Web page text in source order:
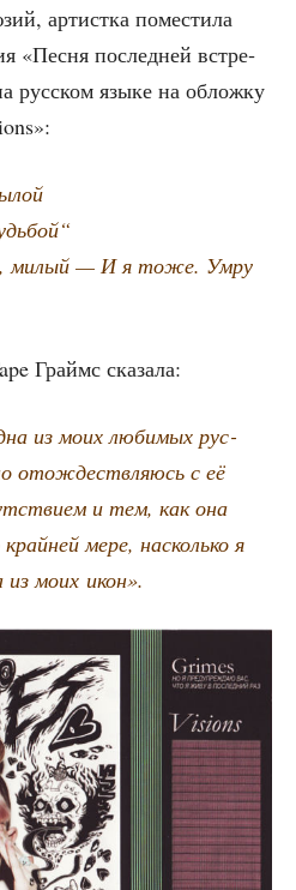
артист­ка поме­сти­ла
«Пес­ня послед­ней встре­
язы­ке на облож­ку
милый — И я тоже. Умру
Граймс сказала:
из моих люби­мых рус­
отож­деств­ля­юсь с её
и тем, как она
мере, насколь­ко я
моих икон».